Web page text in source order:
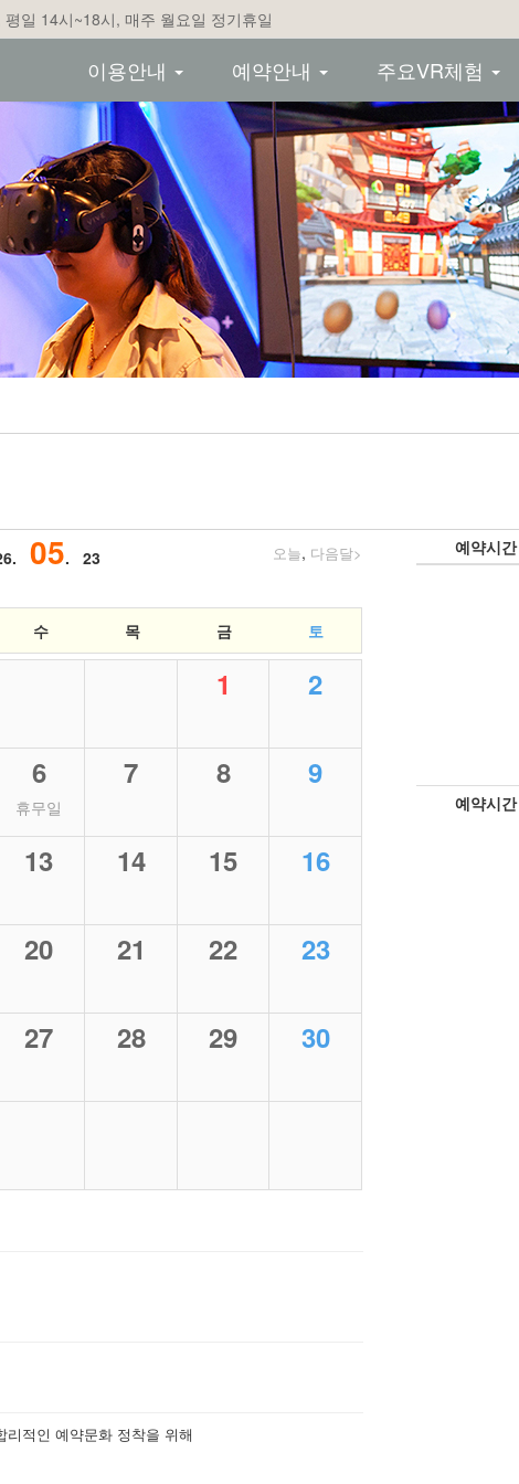
일 14시~18시, 매주 월요일 정기휴일
이용안내 예약안내 주요VR체험
05. 23 오늘, 다음달>
수 목 금 토
1 2
6
휴무일
7 8 9
13 14 15 16
20 21 22 23
27 28 29 30
적인 예약문화 정착을 위해
예약시간
예약시간